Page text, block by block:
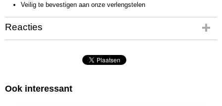
Veilig te bevestigen aan onze verlengstelen
Reacties
Ook interessant